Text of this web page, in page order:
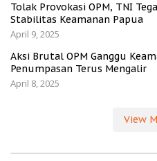
Tolak Provokasi OPM, TNI
Stabilitas Keamanan Papua
April 9, 2025
Aksi Brutal OPM Ganggu
Penumpasan Terus Mengalir
April 8, 2025
View